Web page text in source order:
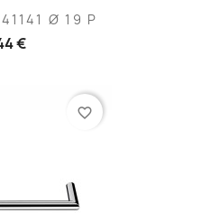
Ø 19 P
€
favorite_border